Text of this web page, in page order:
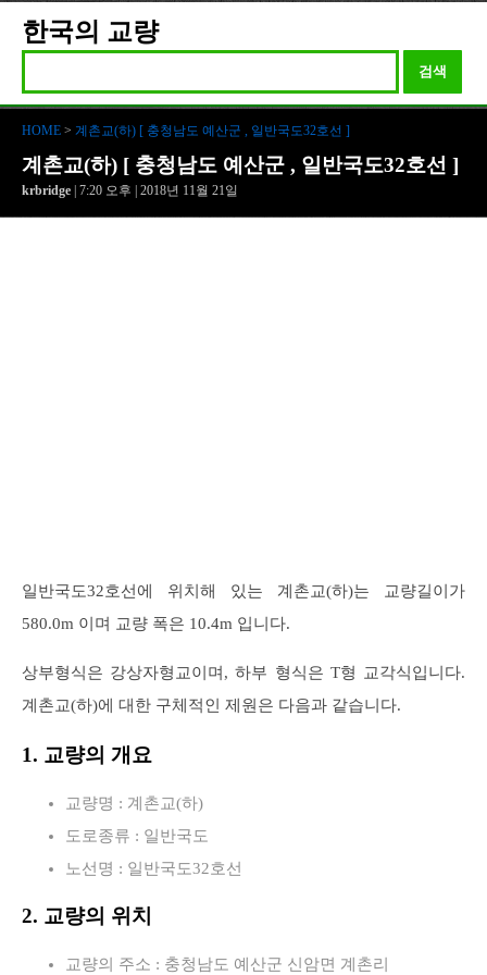
한국의 교량
검색
HOME > 계촌교(하) [ 충청남도 예산군 , 일반국도32호선 ]
계촌교(하) [ 충청남도 예산군 , 일반국도32호선 ]
krbridge | 7:20 오후 | 2018년 11월 21일
일반국도32호선에 위치해 있는 계촌교(하)는 교량길이가
580.0m 이며 교량 폭은 10.4m 입니다.
상부형식은 강상자형교이며, 하부 형식은 T형 교각식입니다.
계촌교(하)에 대한 구체적인 제원은 다음과 같습니다.
1. 교량의 개요
교량명 : 계촌교(하)
도로종류 : 일반국도
노선명 : 일반국도32호선
2. 교량의 위치
교량의 주소 : 충청남도 예산군 신암면 계촌리